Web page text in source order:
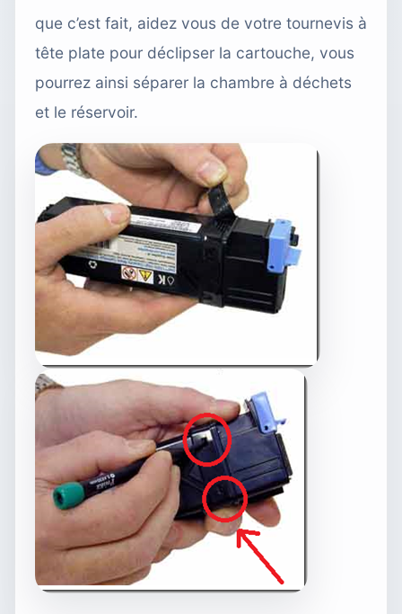
que c’est fait, aidez vous de votre tournevis à
tête plate pour déclipser la cartouche, vous
pourrez ainsi séparer la chambre à déchets
et le réservoir.